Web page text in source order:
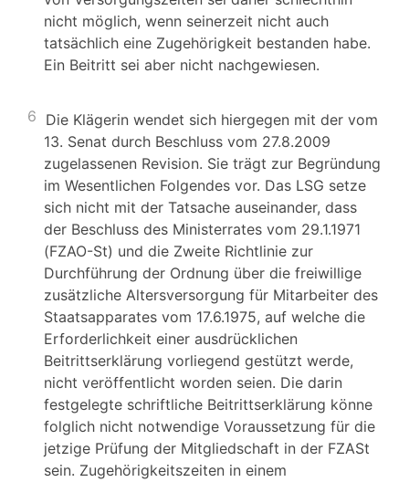
nicht möglich, wenn seinerzeit nicht auch
tatsächlich eine Zugehörigkeit bestanden habe.
Ein Beitritt sei aber nicht nachgewiesen.
6 Die Klägerin wendet sich hiergegen mit der vom
13. Senat durch Beschluss vom 27.8.2009
zugelassenen Revision. Sie trägt zur Begründung
im Wesentlichen Folgendes vor. Das LSG setze
sich nicht mit der Tatsache auseinander, dass
der Beschluss des Ministerrates vom 29.1.1971
(FZAO-St) und die Zweite Richtlinie zur
Durchführung der Ordnung über die freiwillige
zusätzliche Altersversorgung für Mitarbeiter des
Staatsapparates vom 17.6.1975, auf welche die
Erforderlichkeit einer ausdrücklichen
Beitrittserklärung vorliegend gestützt werde,
nicht veröffentlicht worden seien. Die darin
festgelegte schriftliche Beitrittserklärung könne
folglich nicht notwendige Voraussetzung für die
jetzige Prüfung der Mitgliedschaft in der FZASt
sein. Zugehörigkeitszeiten in einem